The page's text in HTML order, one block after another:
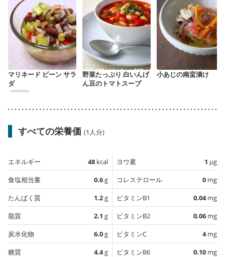
マリネード ビーン サラ
ダ
野菜たっぷり 白いんげ
ん豆のトマトスープ
小あじの南蛮漬け
すべての栄養価 (1人分)
エネルギー 48 kcal
食塩相当量
0.6g
たんぱく質
1.2g
脂質
2.1 g
炭水化物
6.0g
糖質
4.4g
ヨウ素 1 µg
コレステロール
0 mg
ビタミンB1
0.04mg
ビタミンB2
0.06 mg
ビタミンC
4mg
ビタミンB6
0.10 mg